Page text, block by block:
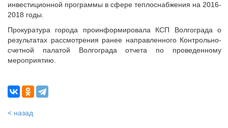
инвестиционной программы в сфере теплоснабжения на 2016-
2018 годы.
Прокуратура города проинформировала КСП Волгограда о
результатах рассмотрения ранее направленного Контрольно-
счетной палатой Волгограда отчета по проведенному
мероприятию.
< назад